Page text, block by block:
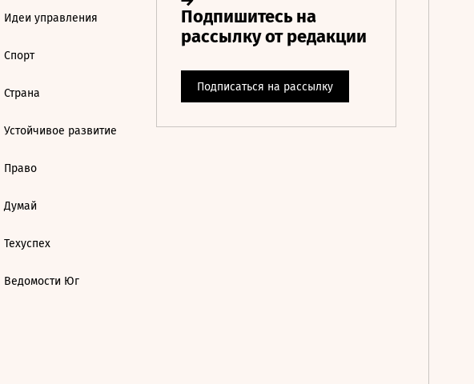
Идеи управления
Спорт
Страна
Устойчивое развитие
Право
Думай
Техуспех
Ведомости Юг